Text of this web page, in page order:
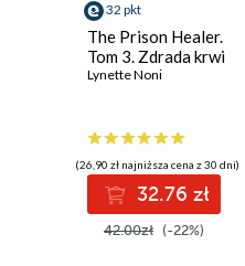
32 pkt
The Prison Healer.
Tom 3. Zdrada krwi
Lynette Noni
(26,90 zł najniższa cena z 30 dni)
32.76 zł
42.00zł (-22%)